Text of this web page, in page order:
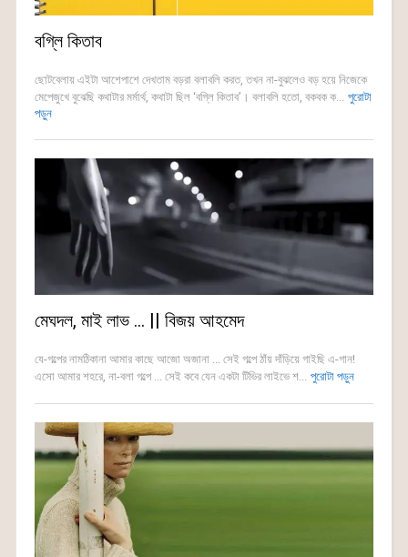
বগ্লি কিতাব
ছোটবেলায় এইটা আশেপাশে দেখতাম বড়রা বলাবলি করত, তখন না-বুঝলেও বড় হয়ে নিজেকে
মেপেজুখে বুঝেছি কথাটার মর্মার্থ, কথাটা ছিল ‘বগ্লি কিতাব’। বলাবলি হতো, বকবক ক... পুরোটা
পড়ুন
মেঘদল, মাই লাভ … || বিজয় আহমেদ
যে-গল্পের নামঠিকানা আমার কাছে আজো অজানা ... সেই গল্পে ঠাঁয় দাঁড়িয়ে গাইছি এ-গান!
এসো আমার শহরে, না-বলা গল্পে ... সেই কবে যেন একটা টিভির লাইভে শ... পুরোটা পড়ুন